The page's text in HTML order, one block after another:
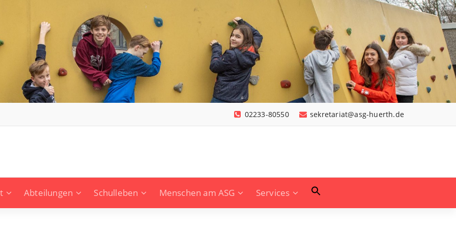
sekretariat@asg-huerth.de
02233-80550
Abteilungen Schulleben Menschen am ASG Services